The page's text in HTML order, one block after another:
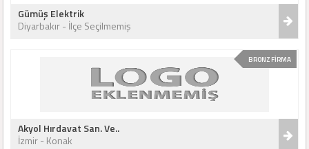
Gümüş Elektrik
Diyarbakır - İlçe Seçilmemiş
BRONZ FİRMA
Akyol Hırdavat San. Ve..
İzmir - Konak